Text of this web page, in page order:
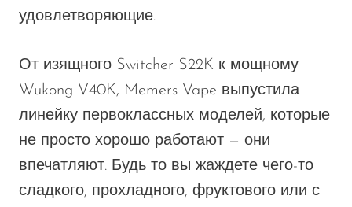
удовлетворяющие.
От изящного Switcher S22K к мощному
Wukong V40K, Memers Vape выпустила
линейку первоклассных моделей, которые
не просто хорошо работают — они
впечатляют. Будь то вы жаждете чего-то
сладкого, прохладного, фруктового или с